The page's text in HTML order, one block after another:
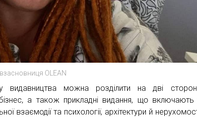
OLEAN
видавництва можна розділити на дві
а також прикладні видання, що
взаємодії та психології, архітектури й